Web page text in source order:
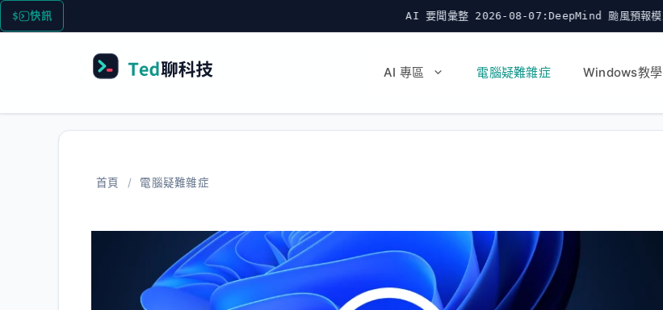
跳
至
快訊 AI 要聞彙整 2026-08-07:DeepMind 颱風預報模型登《Nature》並開源
AI 專區 電腦疑難雜症 Windows教學
首頁 / 電腦疑難雜症